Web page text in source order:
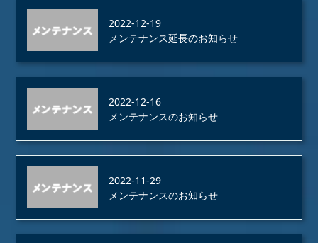
2022-12-19
メンテナンス延長のお知らせ
2022-12-16
メンテナンスのお知らせ
2022-11-29
メンテナンスのお知らせ